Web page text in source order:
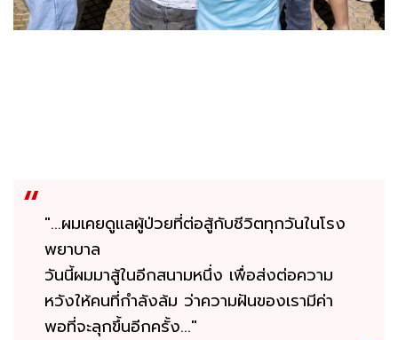
"...ผมเคยดูแลผู้ป่วยที่ต่อสู้กับชีวิตทุกวันในโรง
พยาบาล
วันนี้ผมมาสู้ในอีกสนามหนึ่ง เพื่อส่งต่อความ
หวังให้คนที่กำลังล้ม ว่าความฝันของเรามีค่า
พอที่จะลุกขึ้นอีกครั้ง..."